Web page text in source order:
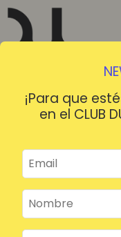
¡Para que
en el CLUB